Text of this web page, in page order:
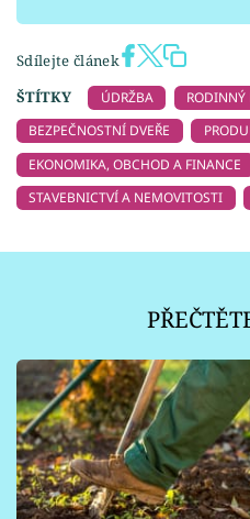
Sdílejte článek
ŠTÍTKY
ÚDRŽBA
BEZPEČNOSTNÍ DVEŘE
EKONOMIKA, OBCHOD A FINANCE
STAVEBNICTVÍ A NEMOVITOSTI